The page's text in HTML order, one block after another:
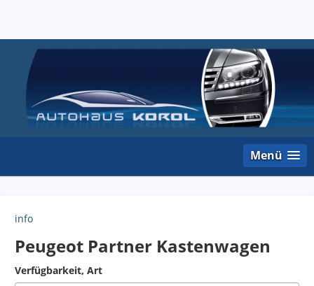
Menü
info
Peugeot Partner Kastenwagen
Verfügbarkeit, Art